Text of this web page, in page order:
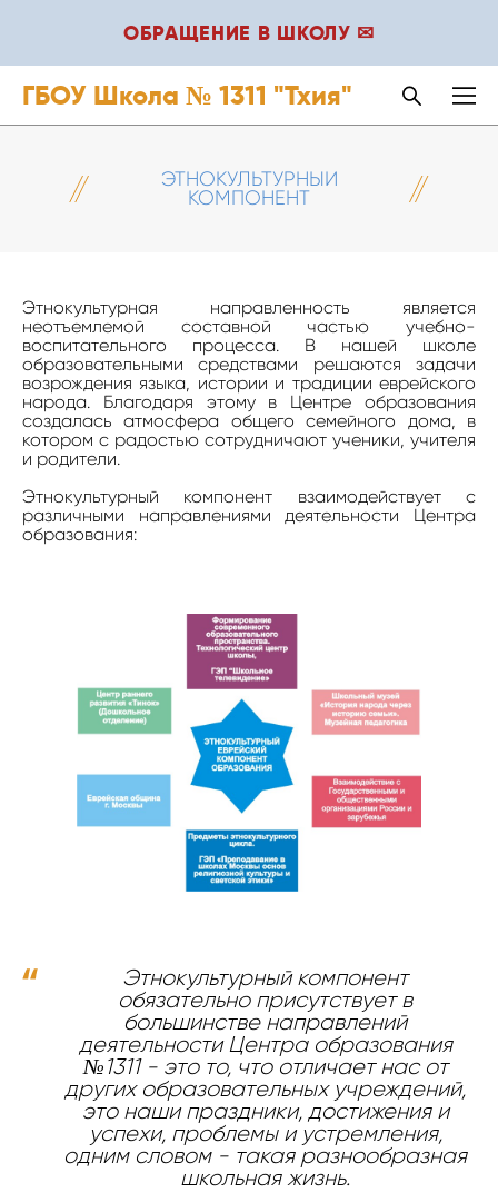
ОБРАЩЕНИЕ В ШКОЛУ ✉
ГБОУ Школа № 1311 "Тхия"
ЭТНОКУЛЬТУРНЫЙ
КОМПОНЕНТ
Этнокультурная направленность является
неотъемлемой составной частью учебно-
воспитательного процесса. В нашей школе
образовательными средствами решаются задачи
возрождения языка, истории и традиции еврейского
народа. Благодаря этому в Центре образования
создалась атмосфера общего семейного дома, в
котором с радостью сотрудничают ученики, учителя
и родители.
Этнокультурный компонент взаимодействует с
различными направлениями деятельности Центра
образования:
Этнокультурный компонент
обязательно присутствует в
большинстве направлений
деятельности Центра образования
№1311 - это то, что отличает нас от
других образовательных учреждений,
это наши праздники, достижения и
успехи, проблемы и устремления,
одним словом - такая разнообразная
школьная жизнь.